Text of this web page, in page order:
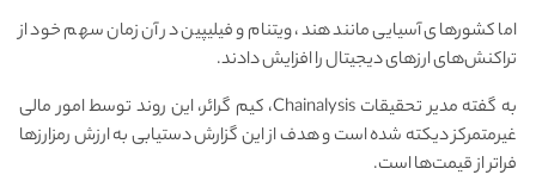
اما کشورهای آسیایی مانند هند، ویتنام و فیلیپین در آن زمان سهم خود از
تراکنش‌های ارزهای دیجیتال را افزایش دادند.
به گفته مدیر تحقیقات Chainalysis، کیم گرائر، این روند توسط امور مالی
غیرمتمرکز دیکته شده است و هدف از این گزارش دستیابی به ارزش رمزارزها
فراتر از قیمت‌ها است.